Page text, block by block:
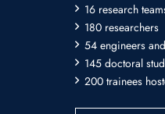
16 research
180 researchers
54 engineers
145 doctoral
200 trainees